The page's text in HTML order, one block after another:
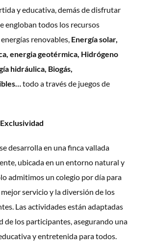
y educativa, demás de disfrutar
engloban todos los recursos
renovables, Energía solar,
energia geotérmica, Hidrógeno
hidráulica, Biogás,
todo a través de juegos de
desarrolla en una finca vallada
ubicada en un entorno natural y
admitimos un colegio por día para
servicio y la diversión de los
Las actividades están adaptadas
de los participantes, asegurando una
y entretenida para todos.